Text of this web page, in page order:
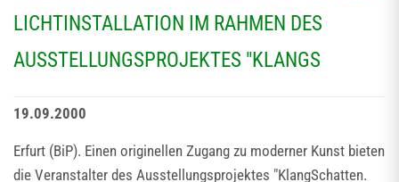
LICHTINSTALLATION IM RAHMEN DES
AUSSTELLUNGSPROJEKTES "KLANGS
19.09.2000
Erfurt (BiP). Einen originellen Zugang zu moderner Kunst bieten
die Veranstalter des Ausstellungsprojektes "KlangSchatten.